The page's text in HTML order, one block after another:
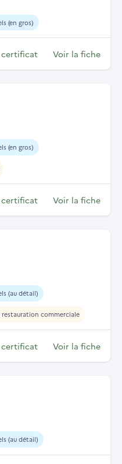
(en gros)
certificat Voir la fiche
(en gros)
certificat Voir la fiche
(au détail)
restauration commerciale
certificat Voir la fiche
(au détail)